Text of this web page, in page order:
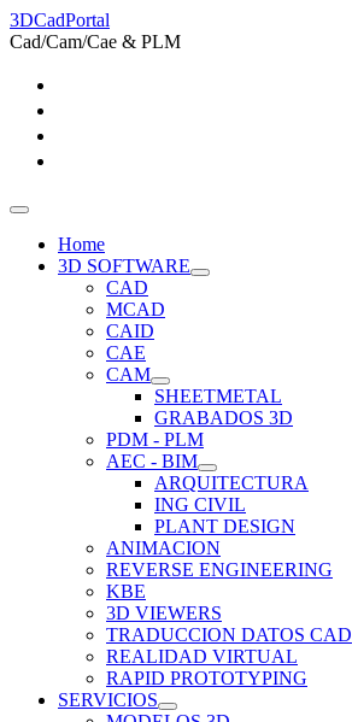
3DCadPortal
Cad/Cam/Cae & PLM
Home
3D SOFTWARE
CAD
MCAD
CAID
CAE
CAM
SHEETMETAL
GRABADOS 3D
PDM - PLM
AEC - BIM
ARQUITECTURA
ING CIVIL
PLANT DESIGN
ANIMACION
REVERSE ENGINEERING
KBE
3D VIEWERS
TRADUCCION DATOS CAD
REALIDAD VIRTUAL
RAPID PROTOTYPING
SERVICIOS